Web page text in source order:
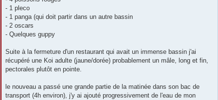
- 1 pleco
- 1 panga (qui doit partir dans un autre bassin
- 2 oscars
- Quelques guppy
Suite à la fermeture d'un restaurant qui avait un immense bassin j'ai
récupéré une Koi adulte (jaune/dorée) probablement un mâle, long et fin,
pectorales plutôt en pointe.
le nouveau a passé une grande partie de la matinée dans son bac de
transport (4h environ), j'y ai ajouté progressivement de l'eau de mon